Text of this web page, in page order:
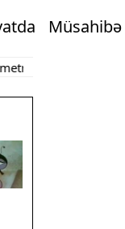
Müsahibə
iyulda 17 milyona